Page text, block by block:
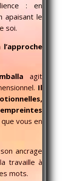
: en
apaisant le
soi.
agit
Il
vous en
ancrage
travaille à
mots.